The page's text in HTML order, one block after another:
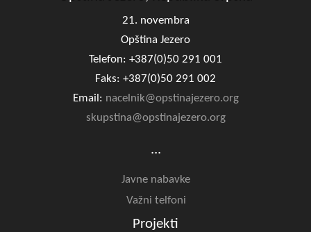
21. novembra
Opština Jezero
Telefon: +387(0)50 291 001
Faks: +387(0)50 291 002
Email: nacelnik@opstinajezero.org
skupstina@opstinajezero.org
...
Javne nabavke
Važni telfoni
Projekti